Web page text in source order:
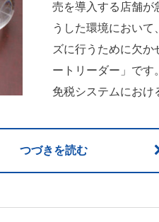
売を導入する店舗が
うした環境において
ズに行うために欠か
ートリーダー」です
免税システムにお
つづきを読む